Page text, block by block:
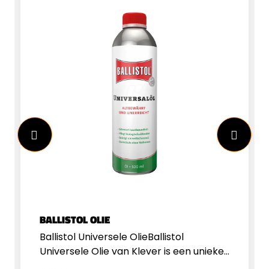
BALLISTOL OLIE
Ballistol Universele OlieBallistol
Universele Olie van Klever is een unieke,